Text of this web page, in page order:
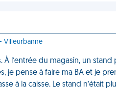
Villeurbanne
À l’entrée du magasin, un
je pense à faire ma BA et je
à la caisse. Le stand n’était